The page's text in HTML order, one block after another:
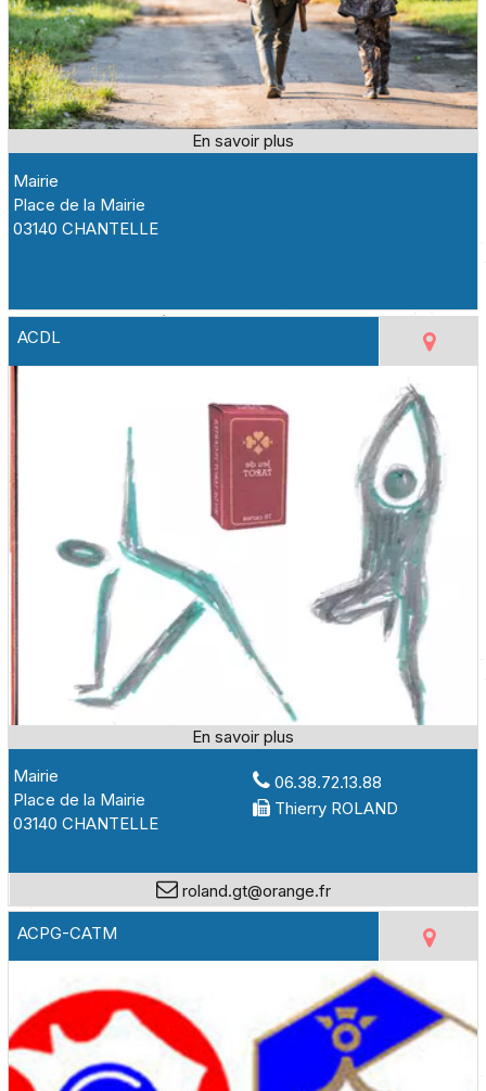
Mairie
Place de la Mairie
03140 CHANTELLE
ACDL
Mairie
Place de la Mairie
03140 CHANTELLE
06.38.72.13.88
Thierry ROLAND
roland.gt@orange.fr
ACPG-CATM